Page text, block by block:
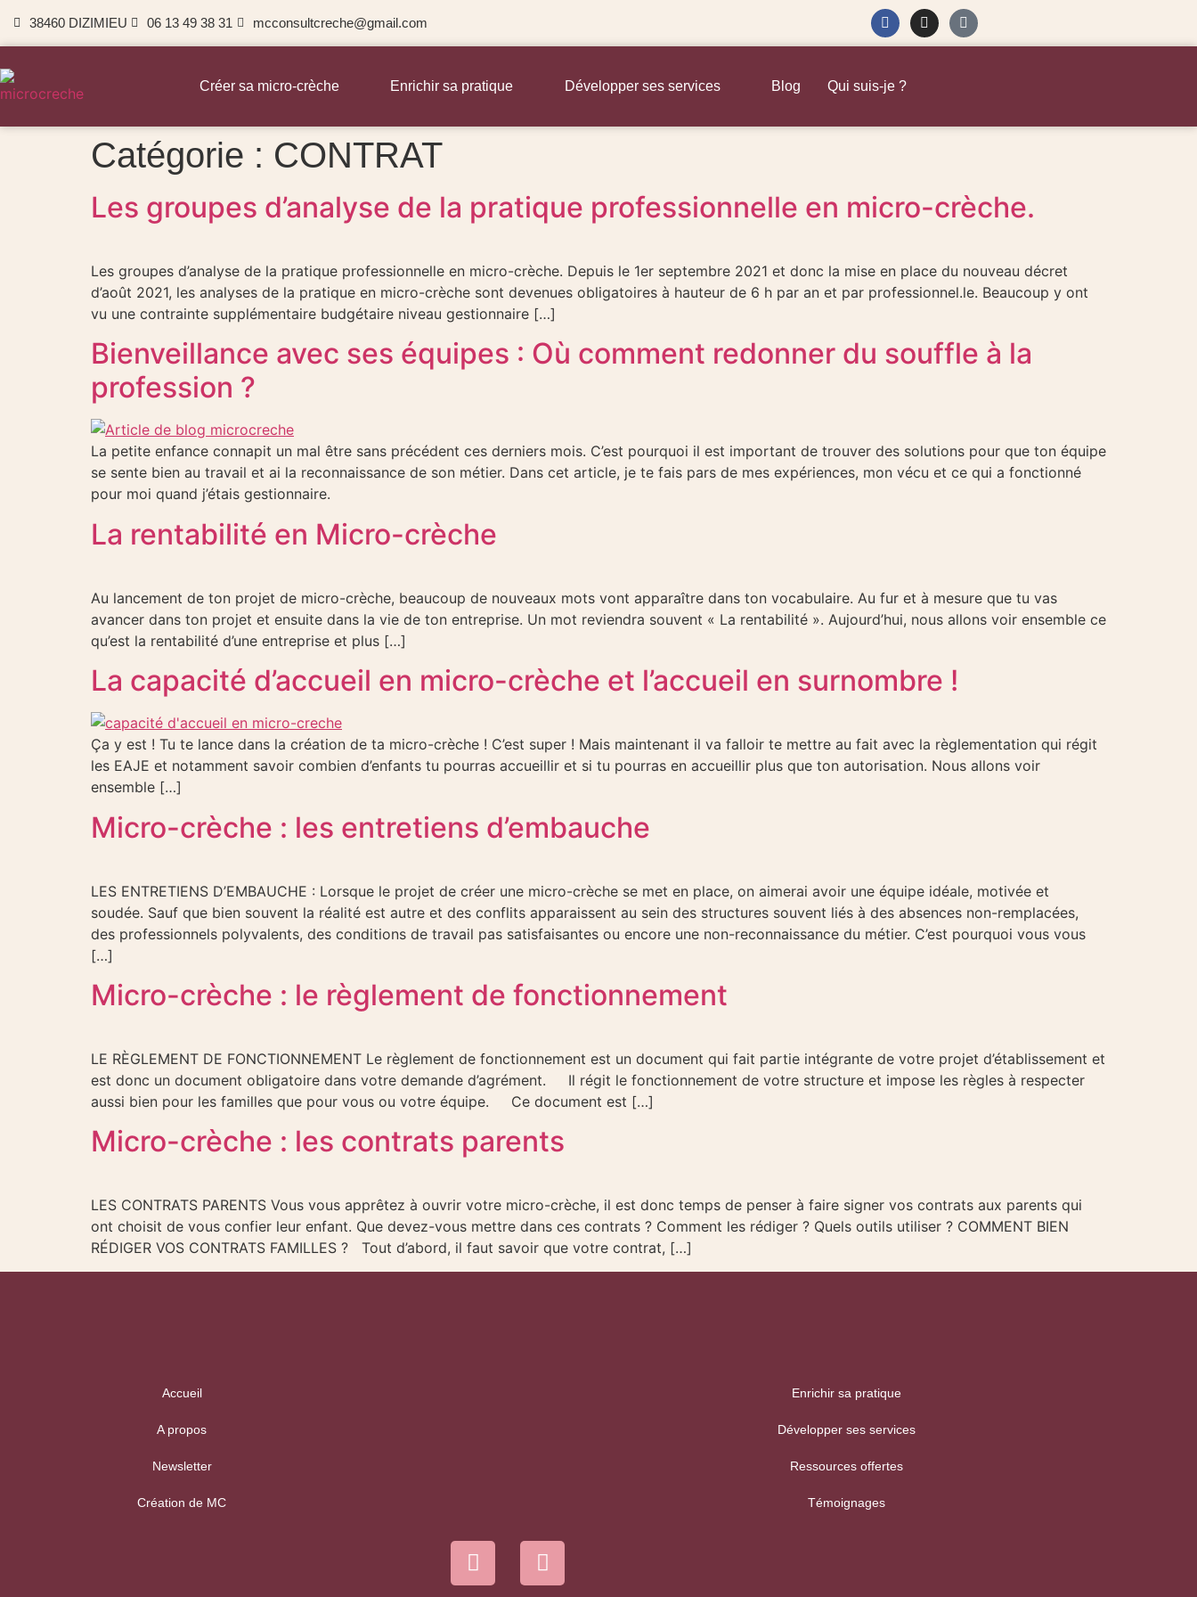
38460 DIZIMIEU 06 13 49 38 31 mcconsultcreche@gmail.com
Créer sa micro-crèche Enrichir sa pratique Développer ses services Blog Qui suis-je ?
Catégorie : CONTRAT
Les groupes d’analyse de la pratique professionnelle en micro-crèche.
Les groupes d’analyse de la pratique professionnelle en micro-crèche. Depuis le 1er septembre 2021 et donc la mise en place du nouveau décret
d’août 2021, les analyses de la pratique en micro-crèche sont devenues obligatoires à hauteur de 6 h par an et par professionnel.le. Beaucoup y ont
vu une contrainte supplémentaire budgétaire niveau gestionnaire […]
Bienveillance avec ses équipes : Où comment redonner du souffle à la
profession ?
La petite enfance connapit un mal être sans précédent ces derniers mois. C’est pourquoi il est important de trouver des solutions pour que ton équipe
se sente bien au travail et ai la reconnaissance de son métier. Dans cet article, je te fais pars de mes expériences, mon vécu et ce qui a fonctionné
pour moi quand j’étais gestionnaire.
La rentabilité en Micro-crèche
Au lancement de ton projet de micro-crèche, beaucoup de nouveaux mots vont apparaître dans ton vocabulaire. Au fur et à mesure que tu vas
avancer dans ton projet et ensuite dans la vie de ton entreprise. Un mot reviendra souvent « La rentabilité ». Aujourd’hui, nous allons voir ensemble ce
qu’est la rentabilité d’une entreprise et plus […]
La capacité d’accueil en micro-crèche et l’accueil en surnombre !
Ça y est ! Tu te lance dans la création de ta micro-crèche ! C’est super ! Mais maintenant il va falloir te mettre au fait avec la règlementation qui régit
les EAJE et notamment savoir combien d’enfants tu pourras accueillir et si tu pourras en accueillir plus que ton autorisation. Nous allons voir
ensemble […]
Micro-crèche : les entretiens d’embauche
LES ENTRETIENS D’EMBAUCHE : Lorsque le projet de créer une micro-crèche se met en place, on aimerai avoir une équipe idéale, motivée et
soudée. Sauf que bien souvent la réalité est autre et des conflits apparaissent au sein des structures souvent liés à des absences non-remplacées,
des professionnels polyvalents, des conditions de travail pas satisfaisantes ou encore une non-reconnaissance du métier. C’est pourquoi vous vous
[…]
Micro-crèche : le règlement de fonctionnement
LE RÈGLEMENT DE FONCTIONNEMENT Le règlement de fonctionnement est un document qui fait partie intégrante de votre projet d’établissement et
est donc un document obligatoire dans votre demande d’agrément. Il régit le fonctionnement de votre structure et impose les règles à respecter
aussi bien pour les familles que pour vous ou votre équipe. Ce document est […]
Micro-crèche : les contrats parents
LES CONTRATS PARENTS Vous vous apprêtez à ouvrir votre micro-crèche, il est donc temps de penser à faire signer vos contrats aux parents qui
ont choisit de vous confier leur enfant. Que devez-vous mettre dans ces contrats ? Comment les rédiger ? Quels outils utiliser ? COMMENT BIEN
RÉDIGER VOS CONTRATS FAMILLES ? Tout d’abord, il faut savoir que votre contrat, […]
Accueil
A propos
Newsletter
Création de MC
Enrichir sa pratique
Développer ses services
Ressources offertes
Témoignages